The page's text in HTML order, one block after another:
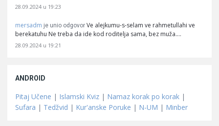
28.09.2024 u 19:23
mersadm je unio odgovor Ve alejkumu-s-selam ve rahmetullahi ve
berekatuhu Ne treba da ide kod roditelja sama, bez muža.…
28.09.2024 u 19:21
ANDROID
Pitaj Učene | Islamski Kviz | Namaz korak po korak |
Sufara | Tedžvid | Kur'anske Poruke | N-UM | Minber